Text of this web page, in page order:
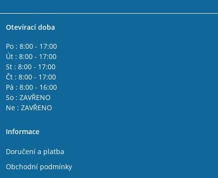
Otevírací doba
Po : 8:00 - 17:00
Út : 8:00 - 17:00
St : 8:00 - 17:00
Čt : 8:00 - 17:00
Pá : 8:00 - 16:00
So : ZAVŘENO
Ne : ZAVŘENO
Informace
Doručení a platba
Obchodní podmínky